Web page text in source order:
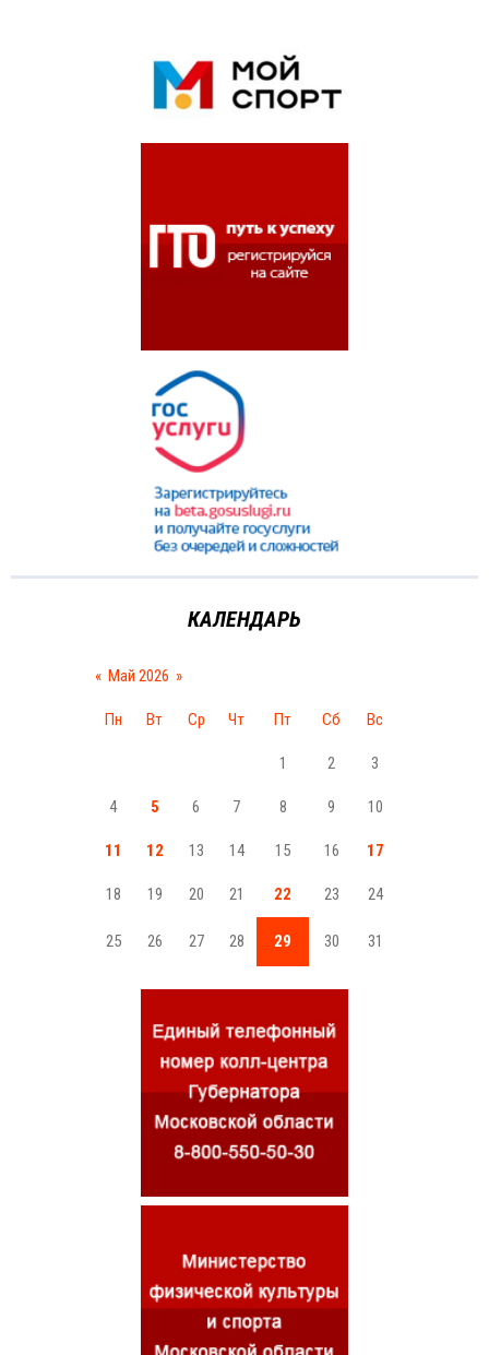
КАЛЕНДАРЬ
« Май 2026 »
Пн Вт Ср Чт Пт Сб Вс
1 2 3
4 5 6 7 8 9 10
11 12 13 14 15 16 17
18 19 20 21 22 23 24
25 26 27 28 29 30 31